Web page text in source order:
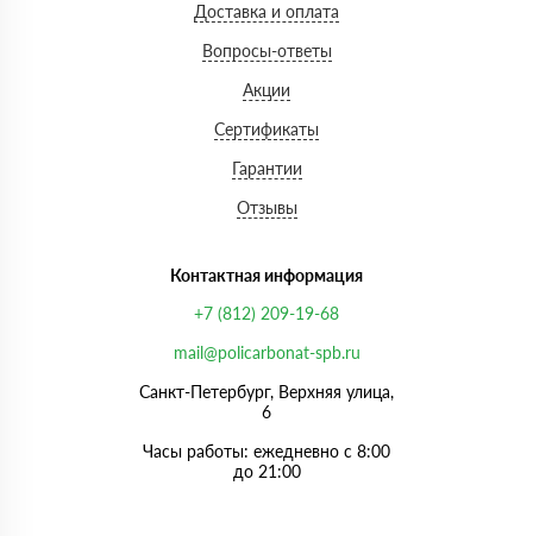
Доставка и оплата
Вопросы-ответы
Акции
Сертификаты
Гарантии
Отзывы
Контактная информация
+7 (812) 209-19-68
mail@policarbonat-spb.ru
Санкт-Петербург, Верхняя улица,
6
Часы работы: ежедневно с 8:00
до 21:00